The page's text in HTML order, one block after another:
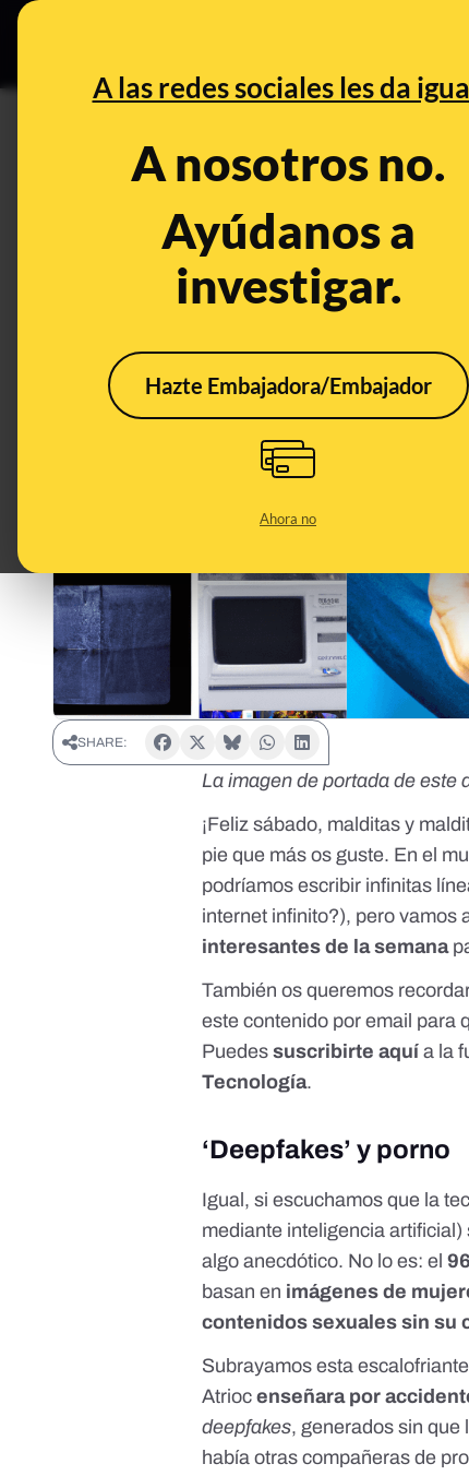
A las redes sociales les da
A nosotros no.
Ayúdanos a
investigar.
Hazte Embajadora/Embajador
Ahora no
Tech en un clic:
de inteligencia artificial
SHARE:
La imagen de portada de este
¡Feliz sábado, malditas y
pie que más os guste. En el
podríamos escribir infinitas
internet infinito?), pero vamos
interesantes de la semana
También os queremos
este contenido por email para
Puedes suscribirte aquí a la
Tecnología.
‘Deepfakes’ y porno
Igual, si escuchamos que la
mediante inteligencia
algo anecdótico. No lo es: el
basan en imágenes de
contenidos sexuales sin su
Subrayamos esta
Atriocenseñara por
deepfakes, generados sin que
había otras compañeras de